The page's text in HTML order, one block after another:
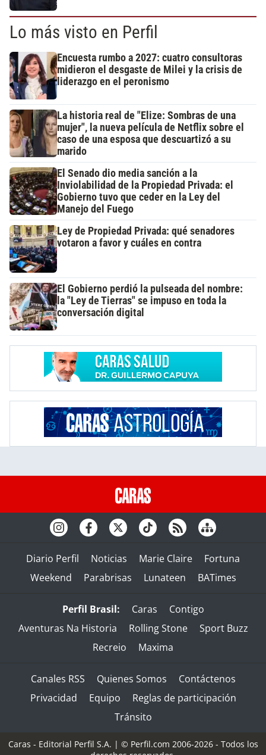
Lo más visto en Perfil
Encuesta rumbo a 2027: cuatro consultoras
midieron el desgaste de Milei y la crisis de
liderazgo en el peronismo
La historia real de "Elize: Sombras de una
mujer", la nueva película de Netflix sobre el
caso de una esposa que descuartizó a su
marido
El Senado dio media sanción a la
Inviolabilidad de la Propiedad Privada: el
Gobierno tuvo que ceder en la Ley del
Manejo del Fuego
Ley de Propiedad Privada: qué senadores
votaron a favor y cuáles en contra
El Gobierno perdió la pulseada del nombre:
la "Ley de Tierras" se impuso en toda la
conversación digital
Diario Perfil Noticias Marie Claire
Fortuna
Weekend
Parabrisas Lunateen BATimes
Perfil Brasil: Caras
Contigo
Aventuras Na Historia
Rolling Stone
Sport Buzz
Recreio
Maxima
Canales RSS Quienes Somos
Contáctenos
Privacidad
Equipo
Reglas de participación
Tránsito
Caras - Editorial Perfil S.A. | © Perfil.com 2006-2026 - Todos los